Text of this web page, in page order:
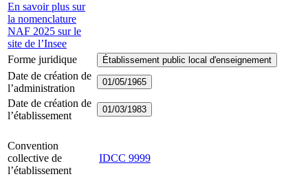
En savoir plus sur
la nomenclature
NAF 2025 sur le
site de l’Insee
Forme juridique Établissement public local d'enseignement
Date de création de
l’administration
01/05/1965
Date de création de
l’établissement
01/03/1983
Convention
collective de
l’établissement
IDCC 9999